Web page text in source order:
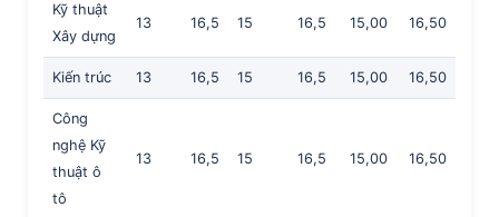
Kỹ thuật
Xây dựng
13 16,5 15 16,5 15,00 16,50
Kiến trúc 13 16,5 15 16,5 15,00 16,50
Công
nghệ Kỹ
thuật ô
tô
13 16,5 15 16,5 15,00 16,50